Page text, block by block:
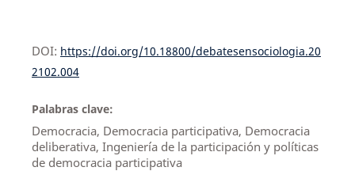
DOI: https://doi.org/10.18800/debatesensociologia.20
2102.004
Palabras clave:
Democracia, Democracia participativa, Democracia
deliberativa, Ingeniería de la participación y políticas
de democracia participativa